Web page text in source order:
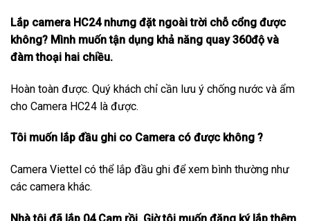
Lắp camera HC24 nhưng đặt ngoài trời chỗ cổng được
không? Mình muốn tận dụng khả năng quay 360độ và
đàm thoại hai chiều.
Hoàn toàn được. Quý khách chỉ cần lưu ý chống nước và ẩm
cho Camera HC24 là được.
Tôi muốn lắp đầu ghi co Camera có được không ?
Camera Viettel có thể lắp đầu ghi để xem bình thường như
các camera khác.